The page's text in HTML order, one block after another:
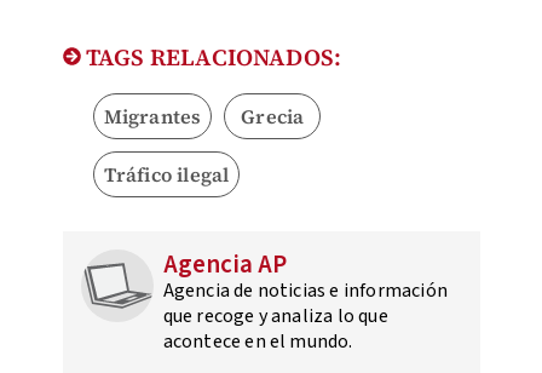
TAGS RELACIONADOS:
Migrantes Grecia
Tráfico ilegal
Agencia AP
Agencia de noticias e información
que recoge y analiza lo que
acontece en el mundo.